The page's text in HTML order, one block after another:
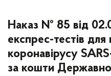
Наказ № 85 від
експрес-тестів для
коронавірусу
за кошти